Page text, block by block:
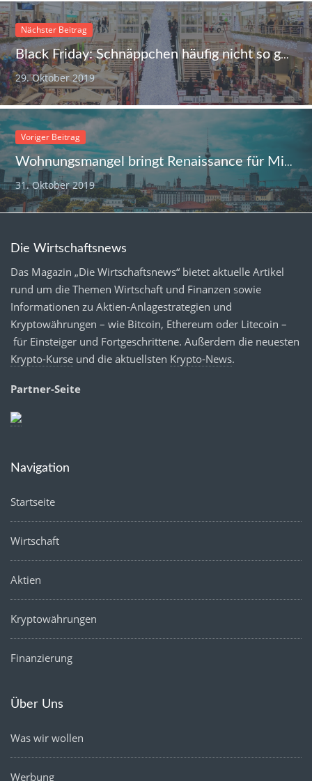
Nächster Beitrag
Black Friday: Schnäppchen häufig nicht so günstig wie gedacht
29. Oktober 2019
Voriger Beitrag
Wohnungsmangel bringt Renaissance für Mitarbeiterwohnungen
31. Oktober 2019
Die Wirtschaftsnews
Das Magazin „Die Wirtschaftsnews“ bietet aktuelle Artikel
rund um die Themen Wirtschaft und Finanzen sowie
Informationen zu Aktien-Anlagestrategien und
Kryptowährungen – wie Bitcoin, Ethereum oder Litecoin –
für Einsteiger und Fortgeschrittene. Außerdem die neuesten
Krypto-Kurse und die aktuellsten Krypto-News.
Partner-Seite
Navigation
Startseite
Wirtschaft
Aktien
Kryptowährungen
Finanzierung
Über Uns
Was wir wollen
Werbung